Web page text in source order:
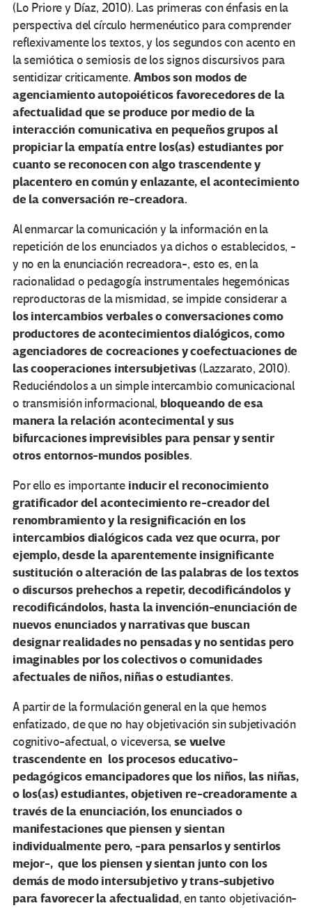
(Lo Priore y Díaz, 2010). Las primeras con énfasis en la
perspectiva del círculo hermenéutico para comprender
reflexivamente los textos, y los segundos con acento en
la semiótica o semiosis de los signos discursivos para
sentidizar criticamente. Ambos son modos de
agenciamiento autopoiéticos favorecedores de la
afectualidad que se produce por medio de la
interacción comunicativa en pequeños grupos al
propiciar la empatía entre los(as) estudiantes por
cuanto se reconocen con algo trascendente y
placentero en común y enlazante, el acontecimiento
de la conversación re-creadora.
Al enmarcar la comunicación y la información en la
repetición de los enunciados ya dichos o establecidos, -
y no en la enunciación recreadora-, esto es, en la
racionalidad o pedagogía instrumentales hegemónicas
reproductoras de la mismidad, se impide considerar a
los intercambios verbales o conversaciones como
productores de acontecimientos dialógicos, como
agenciadores de cocreaciones y coefectuaciones de
las cooperaciones intersubjetivas(Lazzarato, 2010).
Reduciéndolos a un simple intercambio comunicacional
o transmisión informacional, bloqueando de esa
manera la relación acontecimental y sus
bifurcaciones imprevisibles para pensar y sentir
otros entornos-mundos posibles.
Por ello es importante inducir el reconocimiento
gratificador del acontecimiento re-creador del
renombramiento y la resignificación en los
intercambios dialógicos cada vez que ocurra, por
ejemplo, desde la aparentemente insignificante
sustitución o alteración de las palabras de los textos
o discursos prehechos a repetir, decodificándolos y
recodificándolos, hasta la invención-enunciación de
nuevos enunciados y narrativas que buscan
designar realidades no pensadas y no sentidas pero
imaginables por los colectivos o comunidades
afectuales de niños, niñas o estudiantes.
A partir de la formulación general en la que hemos
enfatizado, de que no hay objetivación sin subjetivación
cognitivo-afectual, o viceversa,se vuelve
trascendente en los procesos educativo-
pedagógicos emancipadores que los niños, las niñas,
o los(as) estudiantes, objetiven re-creadoramente a
través de la enunciación, los enunciados o
manifestaciones que piensen y sientan
individualmente pero, -para pensarlos y sentirlos
mejor-, que los piensen y sientan junto con los
demás de modo intersubjetivo y trans-subjetivo
para favorecer la afectualidad, en tanto objetivación-